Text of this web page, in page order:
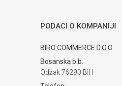
PODACI O KOMPANIJI
BIRO COMMERCE D.O.O
Bosanska b.b.
Odžak 76290 BIH